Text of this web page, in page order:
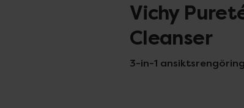
Vichy
Cleanser
3-in-1